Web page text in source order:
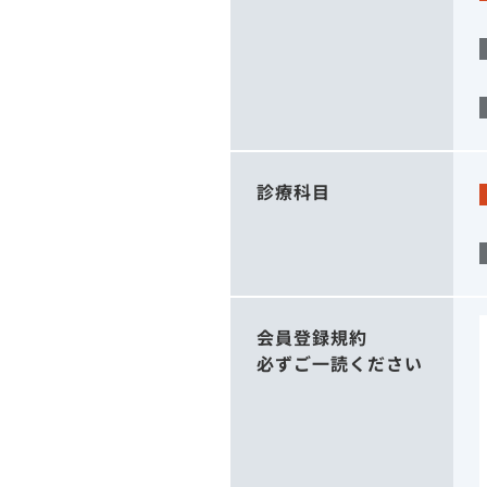
診療科目
会員登録規約
必ずご一読ください